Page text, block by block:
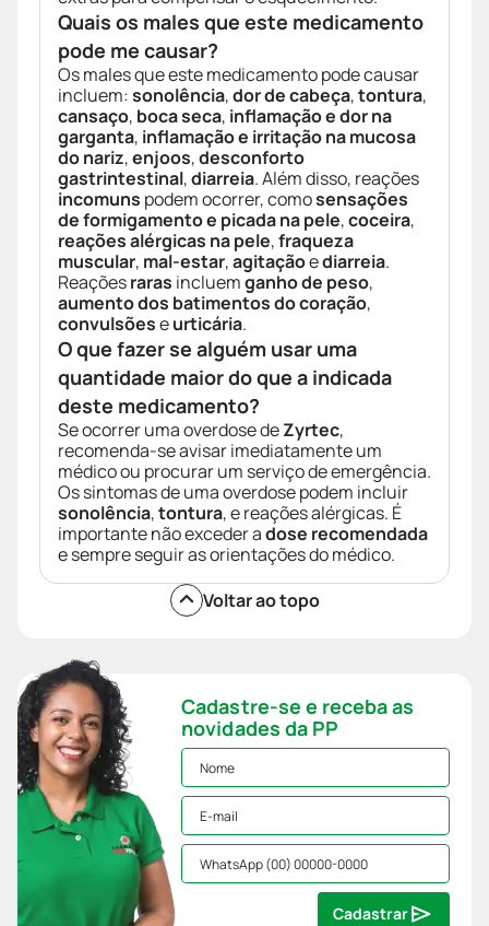
Quais os males que este medicamento
pode me causar?
Os males que este medicamento pode causar
incluem:sonolência,dor de cabeça,tontura,
cansaço, boca seca, inflamação e dor na
garganta, inflamação e irritação na mucosa
do nariz,enjoos,desconforto
gastrintestinal,diarreia. Além disso, reações
incomuns podem ocorrer, comosensações
de formigamento e picada na pele,coceira,
reações alérgicas na pele,fraqueza
muscular, mal-estar,agitaçãoediarreia.
Reaçõesraras incluemganho de peso,
aumento dos batimentos do coração,
convulsõeseurticária.
O que fazer se alguém usar uma
quantidade maior do que a indicada
deste medicamento?
Se ocorrer uma overdose deZyrtec,
recomenda-se avisar imediatamente um
médico ou procurar um serviço de emergência.
Os sintomas de uma overdose podem incluir
sonolência,tontura, e reações alérgicas. É
importante não exceder adose recomendada
e sempre seguir as orientações do médico.
Voltar ao topo
Cadastre-se e receba as
novidades da PP
Cadastrar